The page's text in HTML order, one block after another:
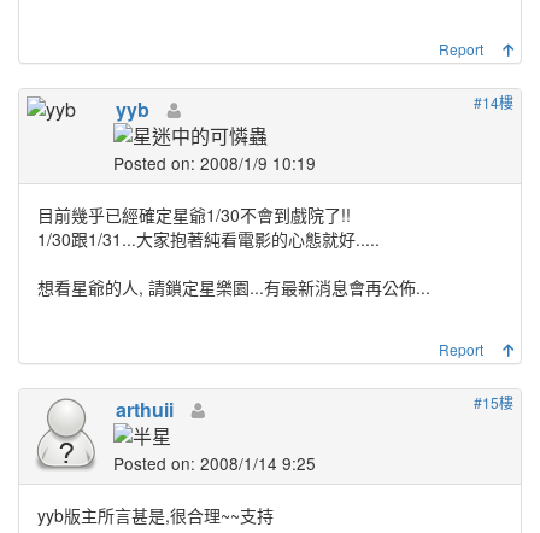
Report
#14樓
yyb
Posted on: 2008/1/9 10:19
目前幾乎已經確定星爺1/30不會到戲院了!!
1/30跟1/31...大家抱著純看電影的心態就好.....
想看星爺的人, 請鎖定星樂園...有最新消息會再公佈...
Report
#15樓
arthuii
Posted on: 2008/1/14 9:25
yyb版主所言甚是,很合理~~支持